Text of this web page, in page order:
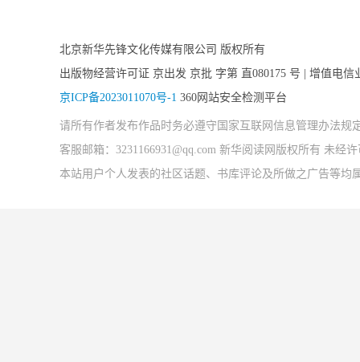
北京新华先锋文化传媒有限公司 版权所有
出版物经营许可证 京出发 京批 字第 直080175 号 | 增值电信
京ICP备2023011070号-1 360网站安全检测平台
请所有作者发布作品时务必遵守国家互联网信息管理办法
客服邮箱：3231166931@qq.com 新华阅读网版权所有 未经
本站用户个人发表的社区话题、书库评论及所做之广告等均